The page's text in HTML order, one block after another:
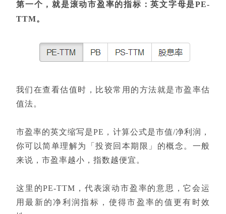
第一个，就是滚动市盈率的指标：英文字母是PE-
TTM。
我们在查看估值时，比较常用的方法就是市盈率估
值法。
市盈率的英文缩写是PE，计算公式是市值/净利润，
你可以简单理解为「投资回本期限」的概念。一般
来说，市盈率越小，指数越便宜。
这里的PE-TTM，代表滚动市盈率的意思，它会运
用最新的净利润指标，使得市盈率的值更有时效